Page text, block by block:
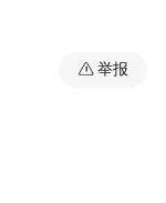
后，与进站
东路。路线
路红线宽31
举报